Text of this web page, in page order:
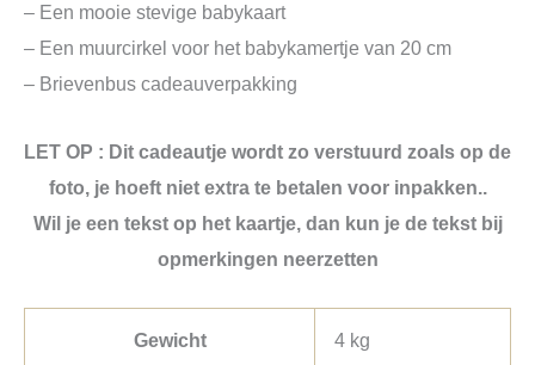
– Een mooie stevige babykaart
– Een muurcirkel voor het babykamertje van 20 cm
– Brievenbus cadeauverpakking
LET OP : Dit cadeautje wordt zo verstuurd zoals op de
foto, je hoeft niet extra te betalen voor inpakken..
Wil je een tekst op het kaartje, dan kun je de tekst bij
opmerkingen neerzetten
Gewicht 4 kg